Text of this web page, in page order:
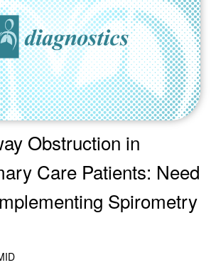
Obstruction in
Care Patients: Need
Spirometry